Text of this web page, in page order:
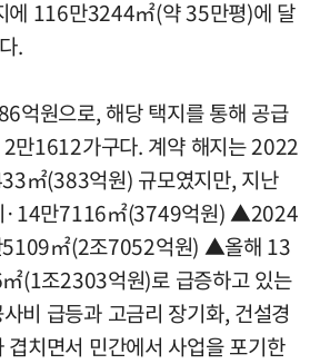
에 116만3244㎡(약 35만평)에 달
.
억원으로, 해당 택지를 통해 공급
2만1612가구다. 계약 해지는 2022
㎡(383억원) 규모였지만, 지난
만7116㎡(3749억원) ▲2024
5109㎡(2조7052억원) ▲올해 13
(1조2303억원)로 급증하고 있는
비 급등과 고금리 장기화, 건설경
겹치면서 민간에서 사업을 포기한